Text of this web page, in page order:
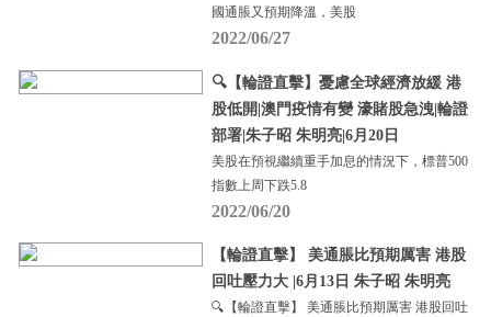
國通脹又預期降溫，美股
2022/06/27
🔍【輪證直擊】憂慮全球經濟放緩 港
股低開|澳門疫情有變 濠賭股急洩|輪證
部署|朱子昭 朱明亮|6月20日
美股在預視繼續重手加息的情況下，標普500
指數上周下跌5.8
2022/06/20
【輪證直擊】 美通脹比預期厲害 港股
回吐壓力大 |6月13日 朱子昭 朱明亮
🔍【輪證直擊】 美通脹比預期厲害 港股回吐